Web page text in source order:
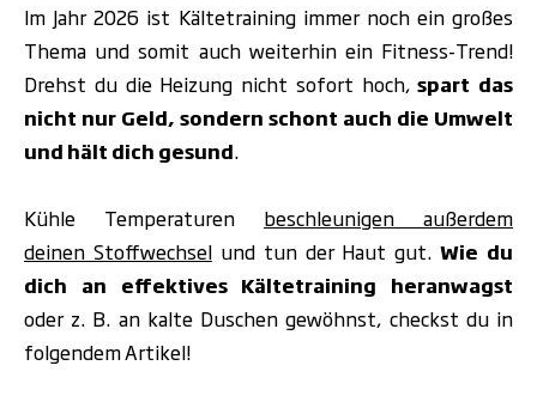
Im Jahr 2026 ist Kältetraining immer noch ein großes
Thema und somit auch weiterhin ein Fitness-Trend!
Drehst du die Heizung nicht sofort hoch,spart das
nicht nur Geld, sondern schont auch die Umwelt
und hält dich gesund.
Kühle Temperaturen beschleunigen außerdem
deinen Stoffwechselund tun der Hautgut.Wie du
dich an effektives Kältetraining heranwagst
oder z. B. an kalte Duschen gewöhnst, checkst du in
folgendem Artikel!